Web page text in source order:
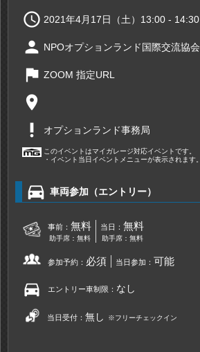
 2021年4月17日（土）13:00 - 14:30
person NPOオプションランド国際交流協会
flag ZOOM 指定URL
place
priority_high
オプションランド事務局
このイベントはマイガレージ対応イベントです。
・イベント当日イベントメニューが表示されます。
directions_car 車両参加（エントリー）
事前： 無料
助手席：無料
当日： 無料
助手席：無料
参加予約： 必須 当日参加： 可能
directions_car エントリー車制限： なし
当日受付：無し ※フリーチェックイン